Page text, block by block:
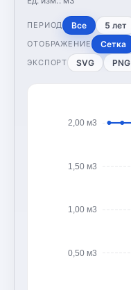
ПЕРИОД Все 5 лет
ОТОБРАЖЕНИЕ Сетка
ЭКСПОРТ SVG PNG
0,50 м3
1,00 м3
1,50 м3
2,00 м3